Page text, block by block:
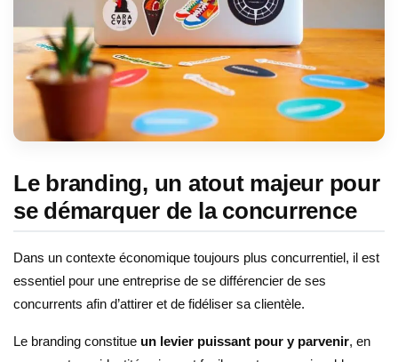
Le branding, un atout majeur pour
se démarquer de la concurrence
Dans un contexte économique toujours plus concurrentiel, il est
essentiel pour une entreprise de se différencier de ses
concurrents afin d’attirer et de fidéliser sa clientèle.
Le branding constitue un levier puissant pour y parvenir, en